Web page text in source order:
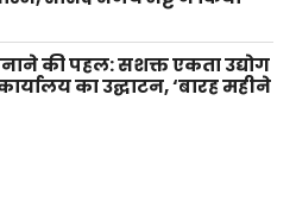
की पहल: सशक्त एकता उद्योग
का उद्घाटन, ‘बारह महीने